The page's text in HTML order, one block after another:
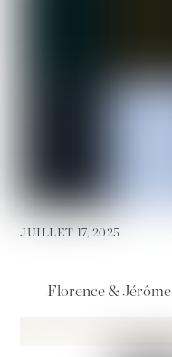
JUILLET 17, 2025
Florence & Jérôme